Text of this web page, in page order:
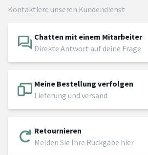
Kontaktiere unseren Kundendienst
Chatten mit einem Mitarbeiter
Direkte Antwort auf deine Frage
Meine Bestellung verfolgen
Lieferung und versand
Retournieren
Melden Sie Ihre Rückgabe hier